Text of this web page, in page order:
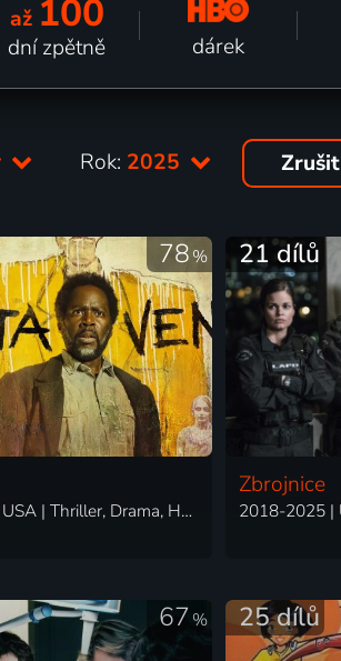
až 100
dní zpětně dárek
Rok: 2025 Zrušit
78%
2022-2026 | USA | Thriller, Drama, Horor, Mysteriózní, Science Fiction
21 dílů
Zbrojnice
67% 25 dílů